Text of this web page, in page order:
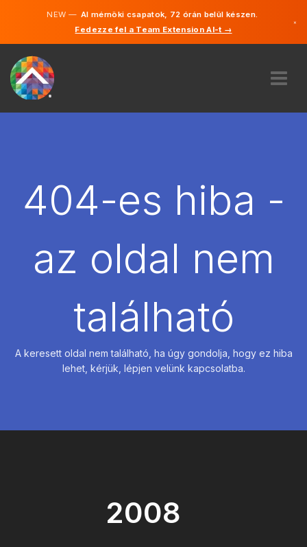
NEW —AI mérnöki csapatok, 72 órán belül készen.
Fedezze fel a Team Extension AI-t →
×
BÉREL
404-es hiba -
az oldal nem
található
A keresett oldal nem található, ha úgy gondolja, hogy ez hiba
lehet, kérjük, lépjen velünk kapcsolatba.
2008